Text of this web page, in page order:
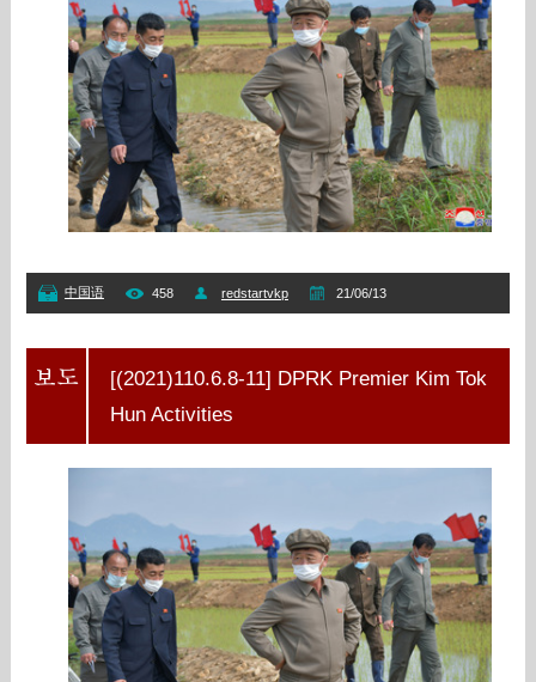
中国语 458 redstartvkp 21/06/13
[(2021)110.6.8-11] DPRK Premier Kim Tok
Hun Activities